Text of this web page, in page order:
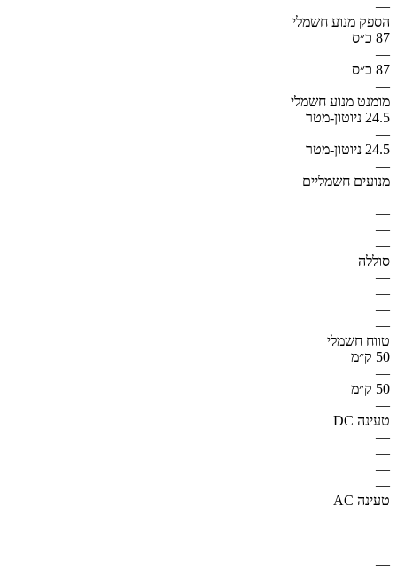
—
הספק מנוע חשמלי
87 כ״ס
—
87 כ״ס
—
מומנט מנוע חשמלי
24.5 ניוטון-מטר
—
24.5 ניוטון-מטר
—
מנועים חשמליים
—
—
—
—
סוללה
—
—
—
—
טווח חשמלי
50 ק״מ
—
50 ק״מ
—
טעינה DC
—
—
—
—
טעינה AC
—
—
—
—